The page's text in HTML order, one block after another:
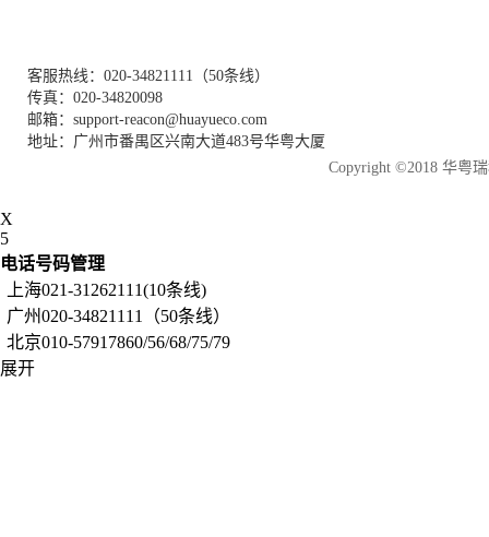
客服热线：020-34821111（50条线）
传真：020-34820098
邮箱：support-reacon@huayueco.com
地址：广州市番禺区兴南大道483号华粤大厦
Copyright ©2018 华粤
X
5
电话号码管理
上海021-31262111(10条线)
广州020-34821111（50条线）
北京010-57917860/56/68/75/79
展开